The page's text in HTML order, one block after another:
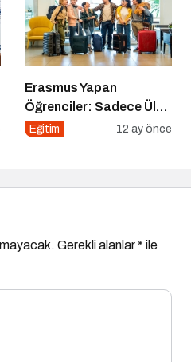
Erasmus Yapan
Öğrenciler: Sadece Ülke
Değil, Bakış Açısı da
Eğitim 12 ay önce
Gerekli alanlar* ile